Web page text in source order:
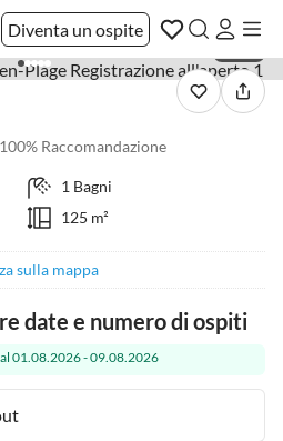
Diventa un ospite
100% Raccomandazione
1 Bagni
125 m²
sulla mappa
date e numero di ospiti
01.08.2026 - 09.08.2026